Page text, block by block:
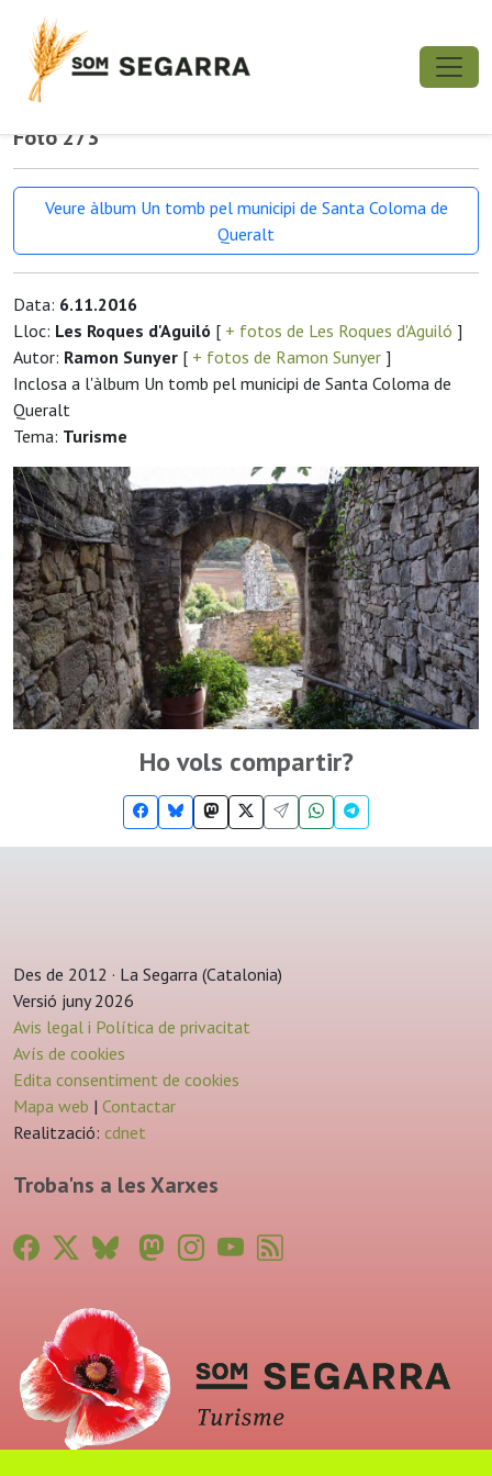
Foto 273
Veure àlbum Un tomb pel municipi de Santa Coloma de
Queralt
Data: 6.11.2016
Lloc: Les Roques d'Aguiló [ + fotos de Les Roques d'Aguiló ]
Autor: Ramon Sunyer [ + fotos de Ramon Sunyer ]
Inclosa a l'àlbum Un tomb pel municipi de Santa Coloma de
Queralt
Tema: Turisme
Ho vols compartir?
Des de 2012 · La Segarra (Catalonia)
Versió juny 2026
Avis legal i Política de privacitat
Avís de cookies
Edita consentiment de cookies
Mapa web | Contactar
Realització: cdnet
Troba'ns a les Xarxes